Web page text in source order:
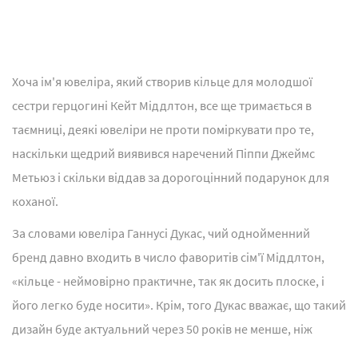
Хоча ім'я ювеліра, який створив кільце для молодшої
сестри герцогині Кейт Міддлтон, все ще тримається в
таємниці, деякі ювеліри не проти поміркувати про те,
наскільки щедрий виявився наречений Піппи Джеймс
Метьюз і скільки віддав за дорогоцінний подарунок для
коханої.
За словами ювеліра Ганнусі Дукас, чий однойменний
бренд давно входить в число фаворитів сім'ї Міддлтон,
«кільце - неймовірно практичне, так як досить плоске, і
його легко буде носити». Крім, того Дукас вважає, що такий
дизайн буде актуальний через 50 років не менше, ніж